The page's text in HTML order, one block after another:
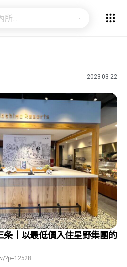
2023-03-22
条｜以最低價入住星野集團的
?p=12528